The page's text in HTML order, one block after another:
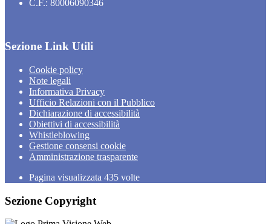
C.F.: 80006090346
Sezione Link Utili
Cookie policy
Note legali
Informativa Privacy
Ufficio Relazioni con il Pubblico
Dichiarazione di accessibilità
Obiettivi di accessibilità
Whistleblowing
Gestione consensi cookie
Amministrazione trasparente
Pagina visualizzata 435 volte
Sezione Copyright